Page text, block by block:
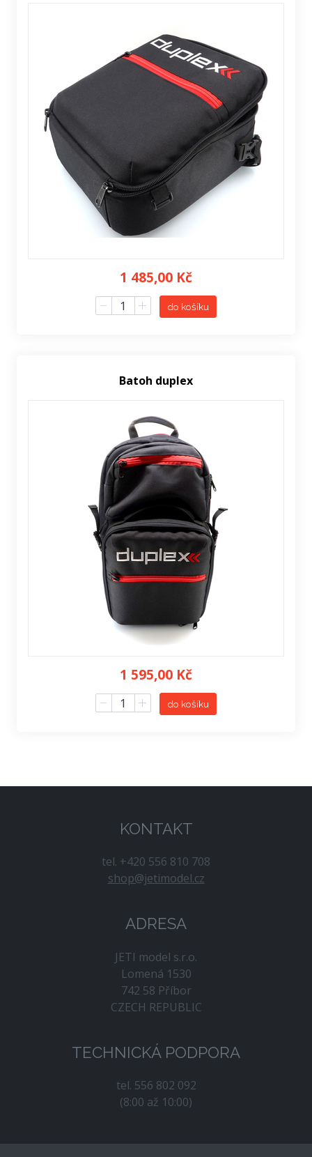
1 485,00 Kč
do košíku
Batoh duplex
1 595,00 Kč
do košíku
KONTAKT
tel. +420 556 810 708
shop@jetimodel.cz
ADRESA
JETI model s.r.o.
Lomená 1530
742 58 Příbor
CZECH REPUBLIC
TECHNICKÁ PODPORA
tel. 556 802 092
(8:00 až 10:00)